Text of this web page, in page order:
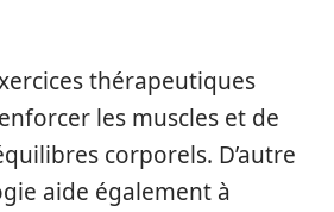
thérapeutiques
les muscles et de
corporels. D’autre
aide également à